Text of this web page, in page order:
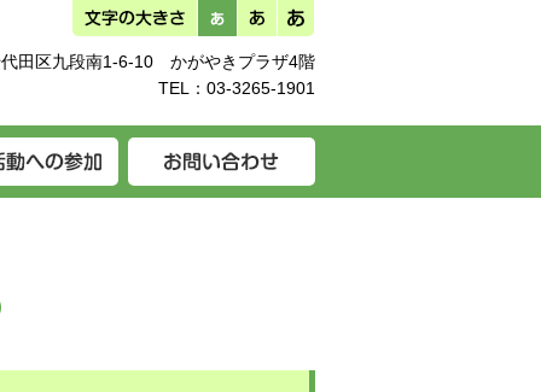
田区九段南1-6-10 かがやきプラザ4階
TEL： 03-3265-1901